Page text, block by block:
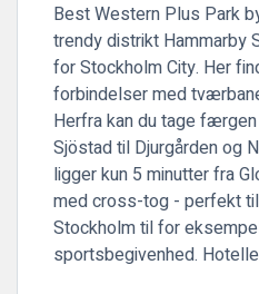
Best Western Plus Park
trendy distrikt Hammarby
for Stockholm City. Her
forbindelser med
Herfra kan du tage
Sjöstad til Djurgården og
ligger kun 5 minutter fra
med cross-tog - perfekt
Stockholm til for
sportsbegivenhed.